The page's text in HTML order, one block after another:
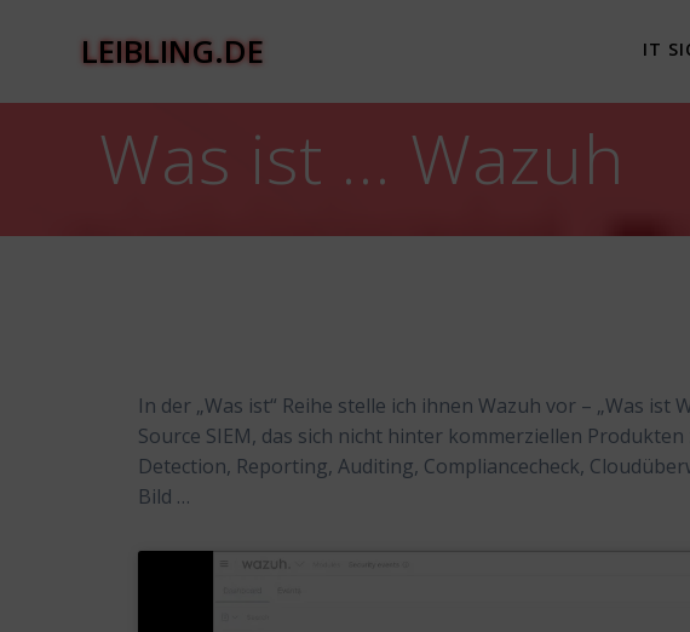
LEIBLING.DE IT
Was ist … Wazuh
In der „Was ist“ Reihe stelle ich ihnen Wazuh vor – „Was
Source SIEM, das sich nicht hinter kommerziellen
Detection, Reporting, Auditing, Compliancecheck,
Bild …